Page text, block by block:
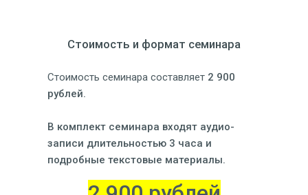
Стоимость и формат семинара
Cтоимость семинара составляет 2 900
рублей.
В комплект семинара входят аудио-
записи длительностью 3 часа и
подробные текстовые материалы.